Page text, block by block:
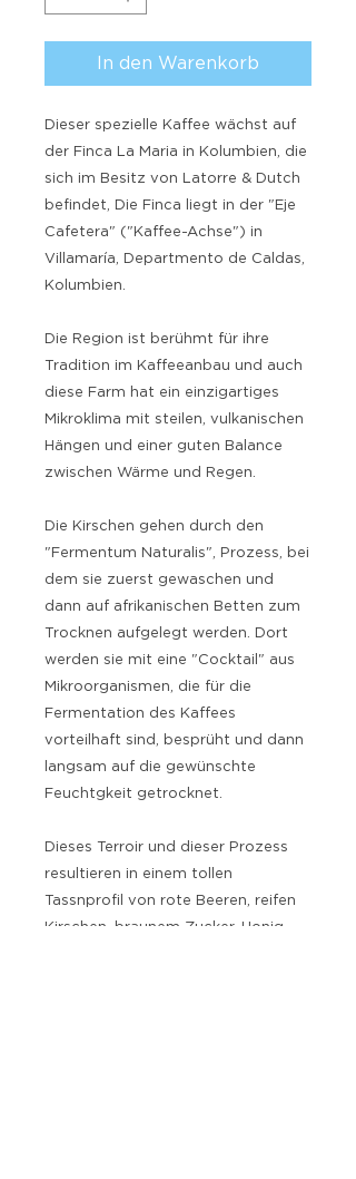
In den Warenkorb
Dieser spezielle Kaffee wächst auf
der Finca La Maria in Kolumbien, die
sich im Besitz von Latorre & Dutch
befindet, Die Finca liegt in der "Eje
Cafetera" ("Kaffee-Achse") in
Villamaría, Departmento de Caldas,
Kolumbien.
Die Region ist berühmt für ihre
Tradition im Kaffeeanbau und auch
diese Farm hat ein einzigartiges
Mikroklima mit steilen, vulkanischen
Hängen und einer guten Balance
zwischen Wärme und Regen.
Die Kirschen gehen durch den
"Fermentum Naturalis", Prozess, bei
dem sie zuerst gewaschen und
dann auf afrikanischen Betten zum
Trocknen aufgelegt werden. Dort
werden sie mit eine "Cocktail" aus
Mikroorganismen, die für die
Fermentation des Kaffees
vorteilhaft sind, besprüht und dann
langsam auf die gewünschte
Feuchtgkeit getrocknet.
Dieses Terroir und dieser Prozess
resultieren in einem tollen
Tassnprofil von rote Beeren, reifen
Kirschen, braunem Zucker, Honig,